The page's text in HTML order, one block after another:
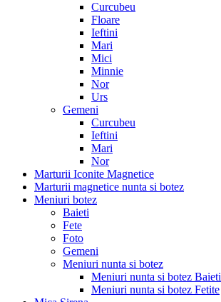
Curcubeu
Floare
Ieftini
Mari
Mici
Minnie
Nor
Urs
Gemeni
Curcubeu
Ieftini
Mari
Nor
Marturii Iconite Magnetice
Marturii magnetice nunta si botez
Meniuri botez
Baieti
Fete
Foto
Gemeni
Meniuri nunta si botez
Meniuri nunta si botez Baieti
Meniuri nunta si botez Fetite